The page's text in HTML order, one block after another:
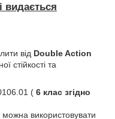
видається
від Double Action
стійкості та
( 6 клас згідно
використовувати